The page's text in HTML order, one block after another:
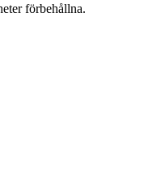
förbehållna.